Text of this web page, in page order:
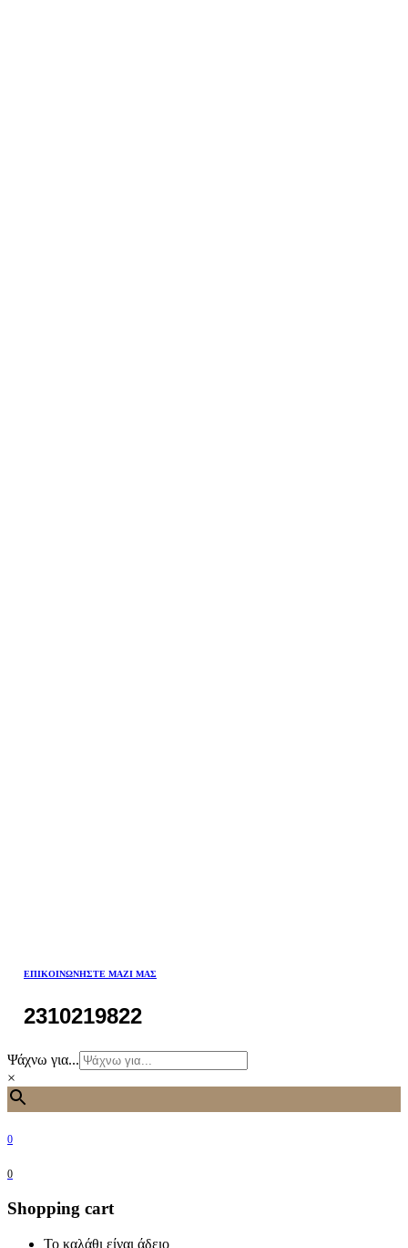
ΕΠΙΚΟΙΝΩΝΉΣΤΕ ΜΑΖΊ ΜΑΣ
2310219822
Ψάχνω για...
×
0
0
Shopping cart
Το καλάθι είναι άδειο